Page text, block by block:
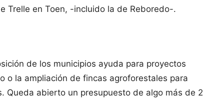
Trelle en Toen, -incluido la de Reboredo-.
de los municipios ayuda para proyectos
o la ampliación de fincas agroforestales para
Queda abierto un presupuesto de algo más de 2